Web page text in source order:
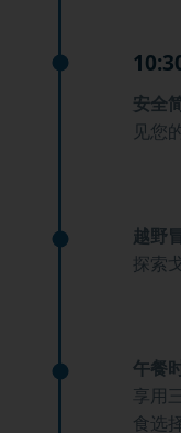
安全
见您
越野
探索
午餐
享用
食选